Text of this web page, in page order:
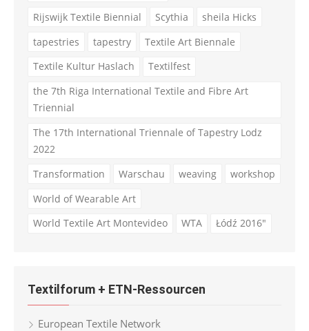
Rijswijk Textile Biennial Scythia
sheila Hicks
tapestries
tapestry
Textile Art Biennale
Textile Kultur Haslach
Textilfest
the 7th Riga International Textile and Fibre Art
Triennial
The 17th International Triennale of Tapestry Lodz
2022
Transformation
Warschau weaving
workshop
World of Wearable Art
World Textile Art Montevideo
WTA Łódź 2016"
Textilforum + ETN-Ressourcen
European Textile Network